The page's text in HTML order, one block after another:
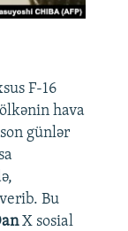
F-16
hava
günlər
Bu
X sosial